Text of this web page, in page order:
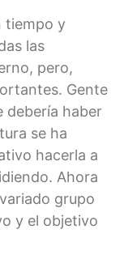
tiempo y
las
pero,
Gente
debería haber
se ha
hacerla a
Ahora
grupo
y el objetivo